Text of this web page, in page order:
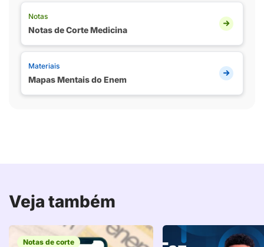
Notas
Notas de Corte Medicina
Materiais
Mapas Mentais do Enem
Veja também
Notas de corte